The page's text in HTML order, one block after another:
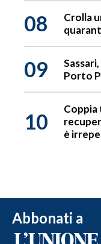
08
Crolla
09
Porto
10
è
Abbonati a